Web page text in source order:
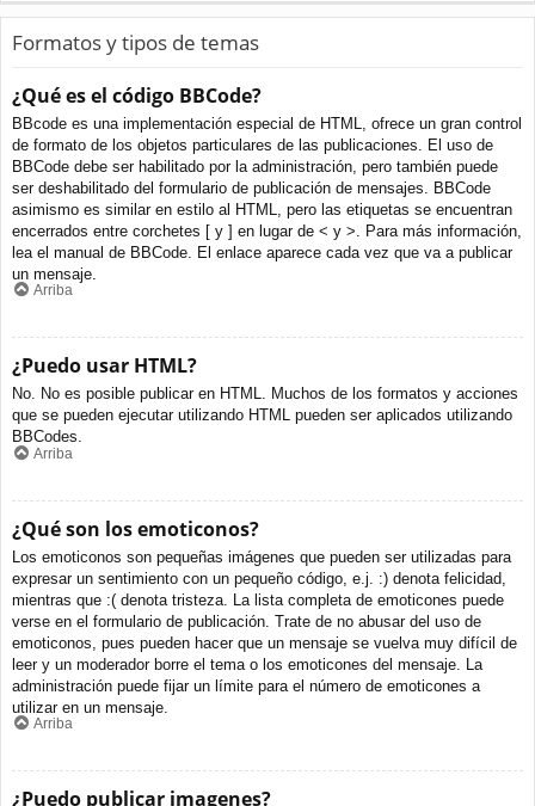
Formatos y tipos de temas
¿Qué es el código BBCode?
BBcode es una implementación especial de HTML, ofrece un gran control
de formato de los objetos particulares de las publicaciones. El uso de
BBCode debe ser habilitado por la administración, pero también puede
ser deshabilitado del formulario de publicación de mensajes. BBCode
asimismo es similar en estilo al HTML, pero las etiquetas se encuentran
encerrados entre corchetes [ y ] en lugar de < y >. Para más información,
lea el manual de BBCode. El enlace aparece cada vez que va a publicar
un mensaje.
Arriba
¿Puedo usar HTML?
No. No es posible publicar en HTML. Muchos de los formatos y acciones
que se pueden ejecutar utilizando HTML pueden ser aplicados utilizando
BBCodes.
Arriba
¿Qué son los emoticonos?
Los emoticonos son pequeñas imágenes que pueden ser utilizadas para
expresar un sentimiento con un pequeño código, e.j. :) denota felicidad,
mientras que :( denota tristeza. La lista completa de emoticones puede
verse en el formulario de publicación. Trate de no abusar del uso de
emoticonos, pues pueden hacer que un mensaje se vuelva muy difícil de
leer y un moderador borre el tema o los emoticones del mensaje. La
administración puede fijar un límite para el número de emoticones a
utilizar en un mensaje.
Arriba
¿Puedo publicar imagenes?